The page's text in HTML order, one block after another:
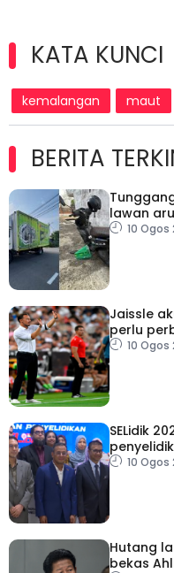
KATA KUNCI
kemalangan maut
BERITA
lawan
kanak-
10
Jaissle
perlu
10
SELidik
10
Hutang
bekas